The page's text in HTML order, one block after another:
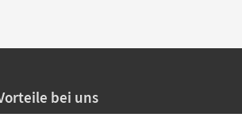
bei uns